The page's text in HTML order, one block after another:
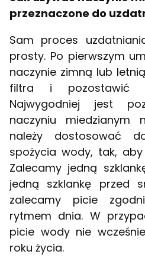
przeznaczone do
Sam proces
prosty. Po pierwszym
naczynie zimną lub
filtra i pozostawić
Najwygodniej jest
naczyniu
należy dostosować
spożycia wody, tak,
Zalecamy jedną
jedną szklankę przed
zalecamy picie
rytmem dnia. W
picie wody nie
roku życia.